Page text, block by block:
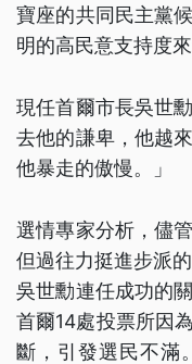
寶座的共同民主黨
明的高民意支持度
現任首爾市長吳世
去他的謙卑，他越
他暴走的傲慢。」
選情專家分析，儘
但過往力挺進步派
吳世勳連任成功的
首爾14處投票所因
斷，引發選民不滿